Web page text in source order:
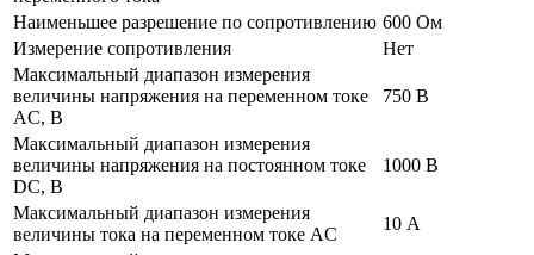
Наименьшее разрешение по сопротивлению 600 Ом
Измерение сопротивления
Нет
Максимальный диапазон измерения
величины напряжения на переменном токе
АC, В
750 В
Максимальный диапазон измерения
величины напряжения на постоянном токе
DC, В
1000 В
Максимальный диапазон измерения
величины тока на переменном токе АC
10 А